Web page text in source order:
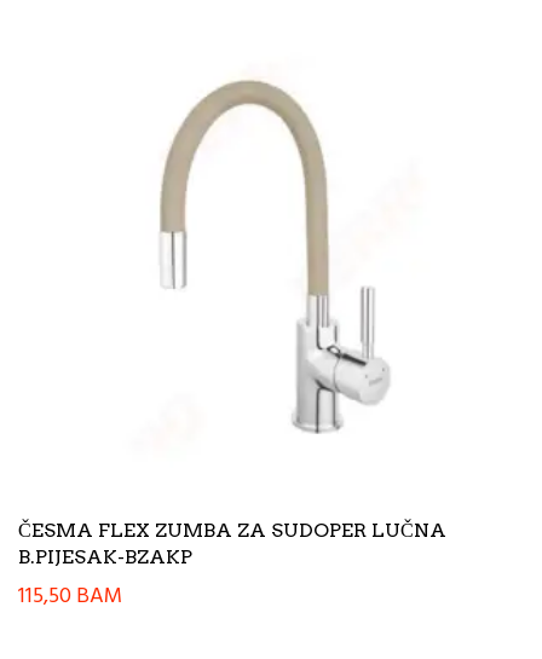
ČESMA FLEX ZUMBA ZA SUDOPER LUČNA
B.PIJESAK-BZAKP
115,50BAM